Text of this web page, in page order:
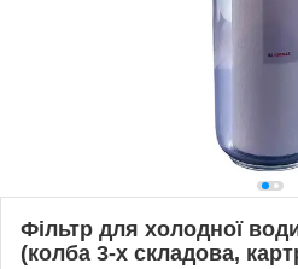
Фільтр для холодної
(колба 3-х складова,